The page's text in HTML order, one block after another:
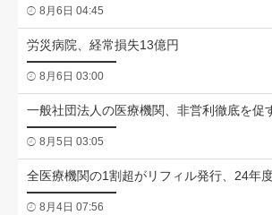
8月6日 04:45
労災病院、経常損失13億円
8月6日 03:00
一般社団法人の医療機関、非営利徹底を促
8月5日 03:05
全医療機関の1割超がリフィル発行、24年
8月4日 07:56